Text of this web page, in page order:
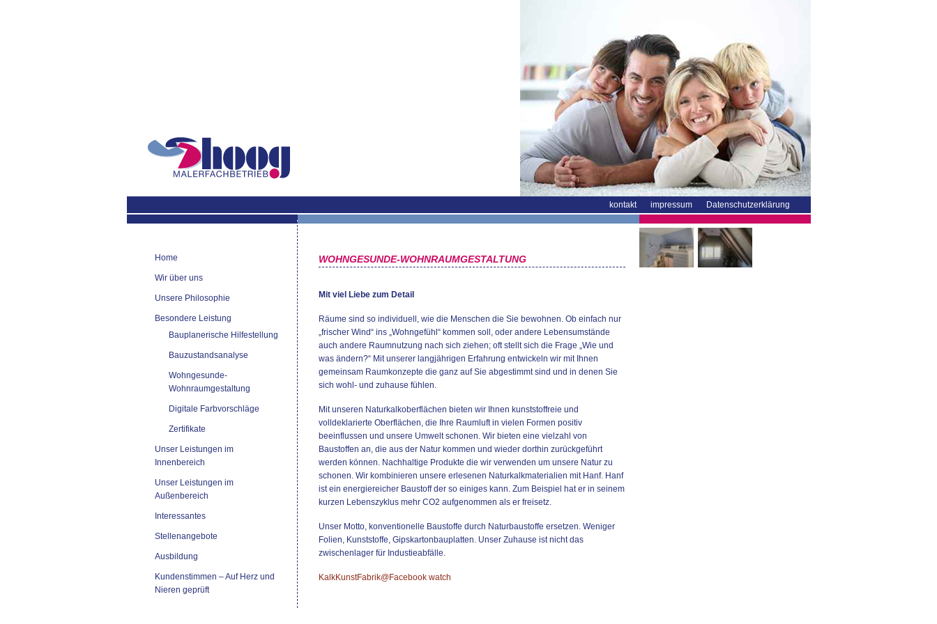
kontakt impressum Datenschutzerklärung
Home
Wir über uns
Unsere Philosophie
Besondere Leistung
Bauplanerische Hilfestellung
Bauzustandsanalyse
Wohngesunde-
Wohnraumgestaltung
Digitale Farbvorschläge
Zertifikate
Unser Leistungen im
Innenbereich
Unser Leistungen im
Außenbereich
Interessantes
Stellenangebote
Ausbildung
Kundenstimmen – Auf Herz und
Nieren geprüft
WOHNGESUNDE-WOHNRAUMGESTALTUNG
Mit viel Liebe zum Detail
Räume sind so individuell, wie die Menschen die Sie bewohnen. Ob einfach nur
„frischer Wind“ ins „Wohngefühl“ kommen soll, oder andere Lebensumstände
auch andere Raumnutzung nach sich ziehen; oft stellt sich die Frage „Wie und
was ändern?“ Mit unserer langjährigen Erfahrung entwickeln wir mit Ihnen
gemeinsam Raumkonzepte die ganz auf Sie abgestimmt sind und in denen Sie
sich wohl- und zuhause fühlen.
Mit unseren Naturkalkoberflächen bieten wir Ihnen kunststoffreie und
volldeklarierte Oberflächen, die Ihre Raumluft in vielen Formen positiv
beeinflussen und unsere Umwelt schonen. Wir bieten eine vielzahl von
Baustoffen an, die aus der Natur kommen und wieder dorthin zurückgeführt
werden können. Nachhaltige Produkte die wir verwenden um unsere Natur zu
schonen. Wir kombinieren unsere erlesenen Naturkalkmaterialien mit Hanf. Hanf
ist ein energiereicher Baustoff der so einiges kann. Zum Beispiel hat er in seinem
kurzen Lebenszyklus mehr CO2 aufgenommen als er freisetz.
Unser Motto, konventionelle Baustoffe durch Naturbaustoffe ersetzen. Weniger
Folien, Kunststoffe, Gipskartonbauplatten. Unser Zuhause ist nicht das
zwischenlager für Industieabfälle.
KalkKunstFabrik@Facebook watch